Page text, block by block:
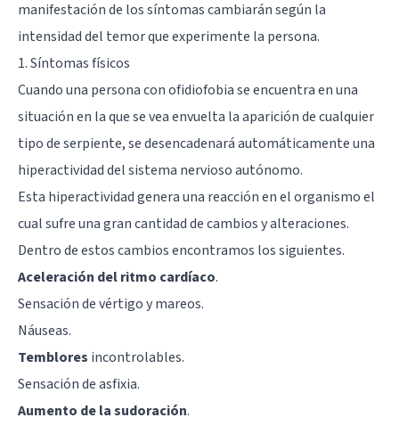
manifestación de los síntomas cambiarán según la
intensidad del temor que experimente la persona.
1. Síntomas físicos
Cuando una persona con ofidiofobia se encuentra en una
situación en la que se vea envuelta la aparición de cualquier
tipo de serpiente, se desencadenará automáticamente una
hiperactividad del sistema nervioso autónomo.
Esta hiperactividad genera una reacción en el organismo el
cual sufre una gran cantidad de cambios y alteraciones.
Dentro de estos cambios encontramos los siguientes.
Aceleración del ritmo cardíaco.
Sensación de vértigo y mareos.
Náuseas.
Temblores incontrolables.
Sensación de asfixia.
Aumento de la sudoración.